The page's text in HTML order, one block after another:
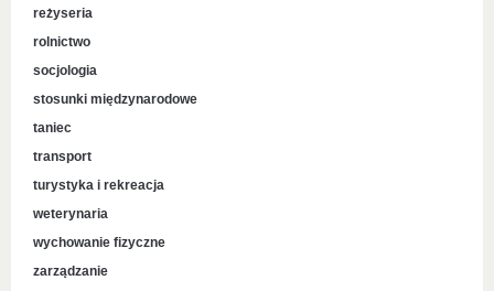
reżyseria
rolnictwo
socjologia
stosunki międzynarodowe
taniec
transport
turystyka i rekreacja
weterynaria
wychowanie fizyczne
zarządzanie